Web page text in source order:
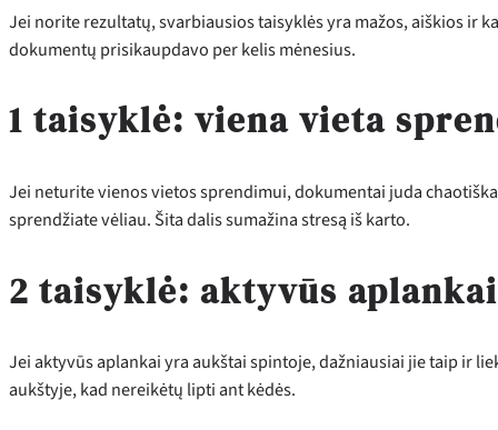
Jei norite rezultatų, svarbiausios taisyklės yra mažos, aiškios ir
dokumentų prisikaupdavo per kelis mėnesius.
1 taisyklė: viena vieta
Jei neturite vienos vietos sprendimui, dokumentai juda
sprendžiate vėliau. Šita dalis sumažina stresą iš karto.
2 taisyklė: aktyvūs
Jei aktyvūs aplankai yra aukštai spintoje, dažniausiai jie taip ir
aukštyje, kad nereikėtų lipti ant kėdės.